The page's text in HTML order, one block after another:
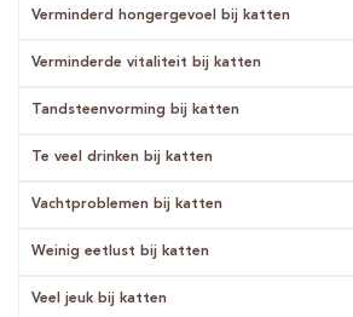
Verminderd hongergevoel bij katten
Verminderde vitaliteit bij katten
Tandsteenvorming bij katten
Te veel drinken bij katten
Vachtproblemen bij katten
Weinig eetlust bij katten
Veel jeuk bij katten